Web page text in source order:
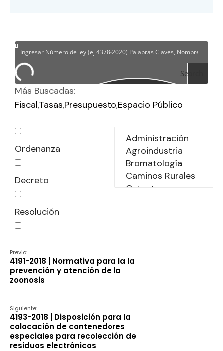
Search
Más Buscadas:
FiscalTasas Presupuesto Espacio Público
Ordenanza
Decreto
Resolución
Previo:
4191-2018 | Normativa para la la
prevención y atención de la
zoonosis
Siguiente:
4193-2018 | Disposición para la
colocación de contenedores
especiales para recolección de
residuos electrónicos